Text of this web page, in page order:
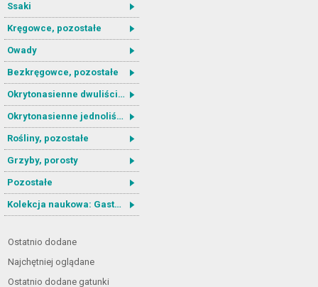
Ssaki
Kręgowce, pozostałe
Owady
Bezkręgowce, pozostałe
Okrytonasienne dwuliścienne
Okrytonasienne jednoliścienne
Rośliny, pozostałe
Grzyby, porosty
Pozostałe
Kolekcja naukowa: Gastrotricha
Ostatnio dodane
Najchętniej oglądane
Ostatnio dodane gatunki